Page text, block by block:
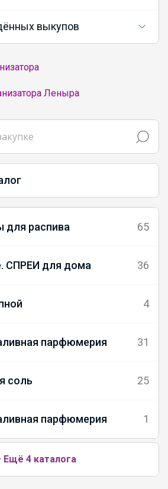
для распива 65
СПРЕИ для дома 36
4
парфюмерия 31
соль 25
парфюмерия 1
Ещё 4 каталога
выкупов
Леныра